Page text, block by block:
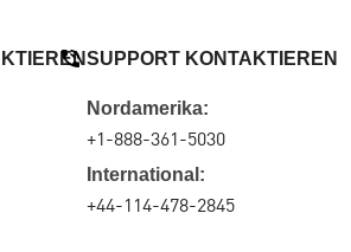
SUPPORT KONTAKTIEREN
Nordamerika:
+1-888-361-5030
International:
+44-114-478-2845